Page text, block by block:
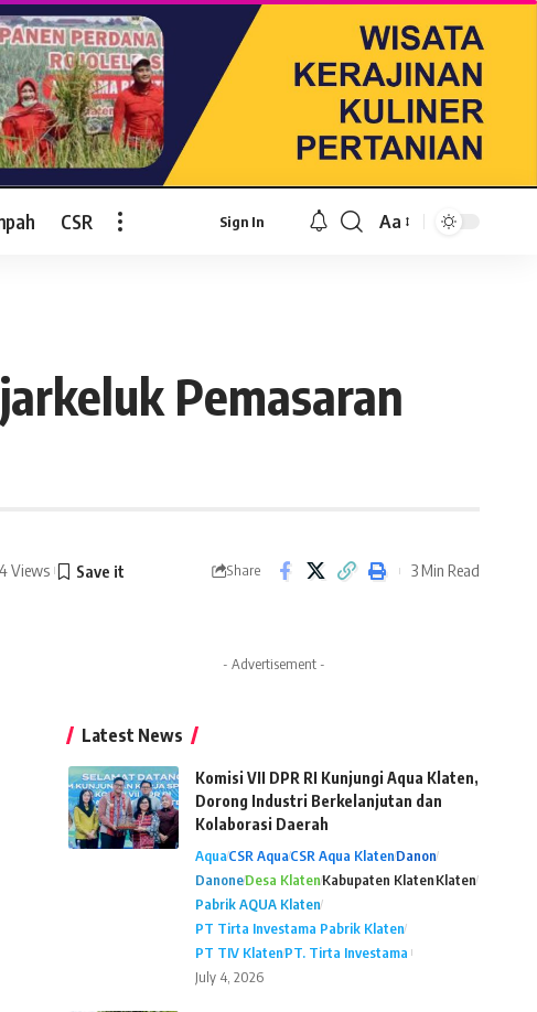
CSR Sign In
Font
Aa
Pemasaran
Views Share 3 Min Read
- Advertisement -
Latest News
Komisi VII DPR RI Kunjungi Aqua Klaten,
Dorong Industri Berkelanjutan dan
Kolaborasi Daerah
AquaCSR AquaCSR Aqua KlatenDanon
DanoneDesa KlatenKabupaten KlatenKlaten
Pabrik AQUA Klaten
PT Tirta Investama Pabrik Klaten
PT TIV KlatenPT. Tirta Investama
July 4, 2026